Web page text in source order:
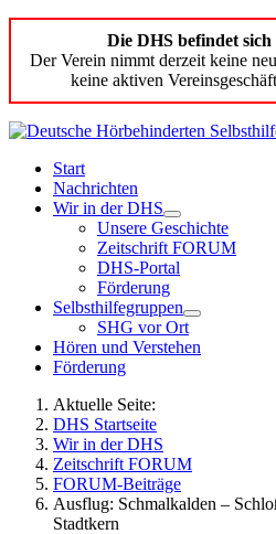
Die DHS befindet
Der Verein nimmt derzeit keine
keine aktiven
Start
Nachrichten
Wir in der DHS
Unsere Geschichte
Zeitschrift FORUM
DHS-Portal
Förderung
Selbsthilfegruppen
SHG vor Ort
Hören und Verstehen
Förderung
Aktuelle Seite:
DHS Startseite
Wir in der DHS
Zeitschrift FORUM
FORUM-Beiträge
Ausflug: Schmalkalden –
Stadtkern